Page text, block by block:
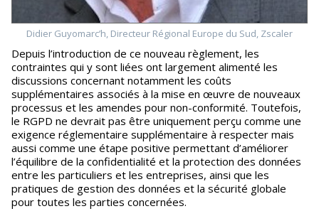
Didier Guyomarc’h, Directeur Régional Europe du Sud, Zscaler
Depuis l’introduction de ce nouveau règlement, les
contraintes qui y sont liées ont largement alimenté les
discussions concernant notamment les coûts
supplémentaires associés à la mise en œuvre de nouveaux
processus et les amendes pour non-conformité. Toutefois,
le RGPD ne devrait pas être uniquement perçu comme une
exigence réglementaire supplémentaire à respecter mais
aussi comme une étape positive permettant d’améliorer
l’équilibre de la confidentialité et la protection des données
entre les particuliers et les entreprises, ainsi que les
pratiques de gestion des données et la sécurité globale
pour toutes les parties concernées.